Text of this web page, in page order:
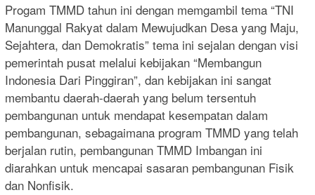
Progam TMMD tahun ini dengan memgambil tema “TNI
Manunggal Rakyat dalam Mewujudkan Desa yang Maju,
Sejahtera, dan Demokratis” tema ini sejalan dengan visi
pemerintah pusat melalui kebijakan “Membangun
Indonesia Dari Pinggiran”, dan kebijakan ini sangat
membantu daerah-daerah yang belum tersentuh
pembangunan untuk mendapat kesempatan dalam
pembangunan, sebagaimana program TMMD yang telah
berjalan rutin, pembangunan TMMD Imbangan ini
diarahkan untuk mencapai sasaran pembangunan Fisik
dan Nonfisik.